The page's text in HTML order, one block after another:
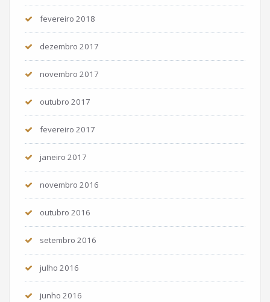
fevereiro 2018
dezembro 2017
novembro 2017
outubro 2017
fevereiro 2017
janeiro 2017
novembro 2016
outubro 2016
setembro 2016
julho 2016
junho 2016